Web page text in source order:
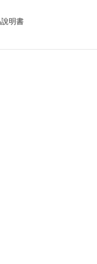
明書